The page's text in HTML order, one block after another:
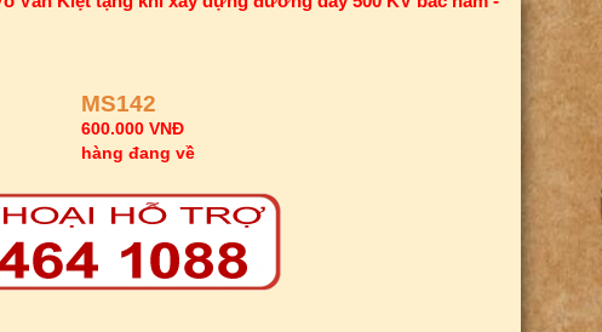
MS142
600.000 VNĐ
hàng đang về